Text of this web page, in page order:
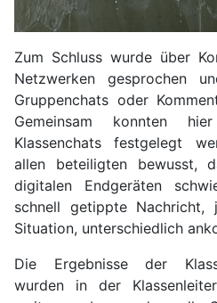
Zum Schluss wurde über
Netzwerken gesprochen
Gruppenchats oder
Gemeinsam konnten
Klassenchats festgelegt
allen beteiligten bewusst,
digitalen Endgeräten
schnell getippte Nachricht,
Situation, unterschiedlich
Die Ergebnisse der
wurden in der